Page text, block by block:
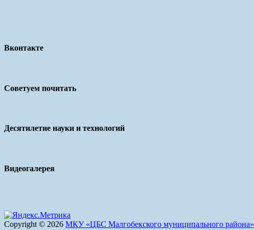
Вконтакте
Советуем почитать
Десятилетие науки и технологий
Видеогалерея
Copyright © 2026 МКУ «ЦБС Малгобекского муниципального района»